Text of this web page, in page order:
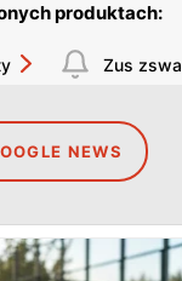
produktach:
Zus zswa
NEWS